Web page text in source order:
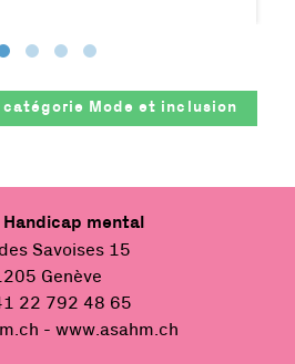
Mode et inclusion
Handicap mental
Savoises 15
Genève
22 792 48 65
- www.asahm.ch